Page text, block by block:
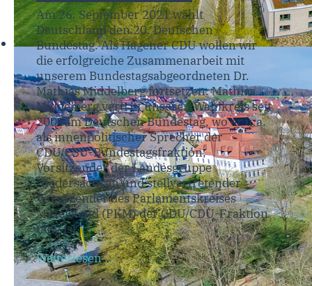
Am 26. September 2021 wählt
Deutschland den 20. Deutschen
Bundestag. Als Hagener CDU wollen wir
die erfolgreiche Zusammenarbeit mit
unserem Bundestagsabgeordneten Dr.
Mathias Middelberg fortsetzen. Mathias
Middelberg vertritt unseren Wahlkreis seit
2009 im Deutschen Bundestag, wo er u.a.
als innenpolitischer Sprecher der
CDU/CSU-Bundestagsfraktion,
Vorsitzender der Landesgruppe
Niedersachsen und stellvertretender
Vorsitzender des Parlamentskreises
Mittelstand (PKM) der CDU/CDU-Fraktion
tätig ist.
Weiterlesen …